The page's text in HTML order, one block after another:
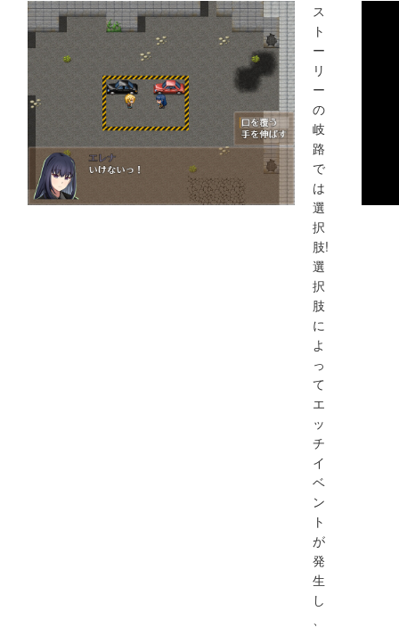
ス
ト
ー
リ
ー
の
岐
路
で
は
選
択
肢!
選
択
肢
に
よ
っ
て
エ
ッ
チ
イ
ベ
ン
ト
が
発
生
し